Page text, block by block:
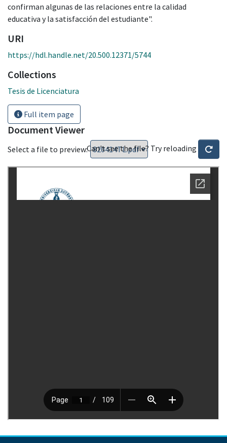
confirman algunas de las relaciones entre la calidad
educativa y la satisfacción del estudiante".
URI
https://hdl.handle.net/20.500.12371/5744
Collections
Tesis de Licenciatura
Full item page
Document Viewer
Select a file to preview:Can't see the file? Try reloading